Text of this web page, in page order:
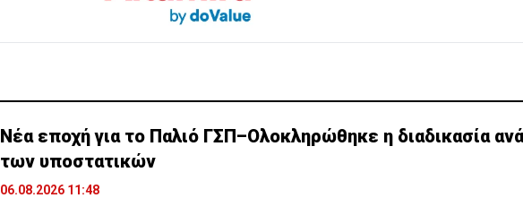
Νέα εποχή για το Παλιό ΓΣΠ–Ολοκληρώθηκε η διαδικασία
των υποστατικών
06.08.2026 11:48